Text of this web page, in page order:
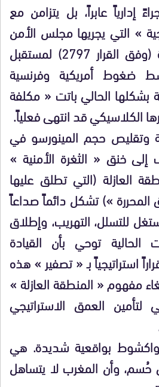
إدارياً عابراً، بل يتزامن مع
» التي يجريها مجلس الأمن
التابع للأمم المتحدة (وفق القرار 2797) لمستقبل
ضغوط أمريكية وفرنسية
بشكلها الحالي باتت « مكلفة
الكلاسيكي قد انتهى فعلياً.
وتقليص حجم المينورسو في
خنق « الثغرة الأمنية »
العازلة (التي تطلق عليها
المحررة ») تشكل دائماً صداعاً
للتسلل، التهريب، وإطلاق
الحالية توحي بأن القيادة
استراتيجياً بـ « تصفير » هذه
مفهوم « المنطقة العازلة »
لتأمين العمق الاستراتيجي
بواقعية شديدة. هي
حُسم، وأن المغرب لا يتساهل